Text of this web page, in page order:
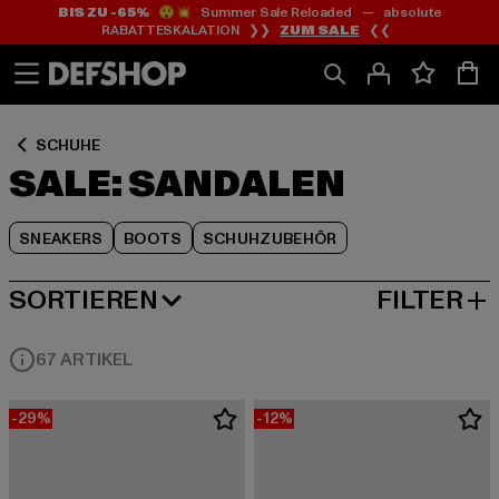
Zum
Inhalt
springen
Zum
Fußzeile
springen
BIS ZU -65%😲💥 Summer Sale Reloaded — absolute
RABATTESKALATION ❯❯ ZUM SALE ❮❮
SCHUHE
SALE: SANDALEN
SNEAKERS BOOTS SCHUHZUBEHÖR
Zum
Produktraster
springen
SORTIEREN
BELIEBTESTE FILTER
67 ARTIKEL
-29% -12%